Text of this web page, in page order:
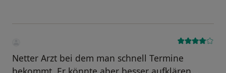
Netter Arzt bei dem man schnell Termine